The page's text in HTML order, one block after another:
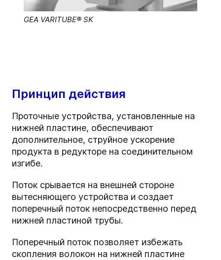
GEA VARITUBE® SK
Принцип действия
Проточные устройства, установленные на
нижней пластине, обеспечивают
дополнительное, струйное ускорение
продукта в редукторе на соединительном
изгибе.
Поток срывается на внешней стороне
вытесняющего устройства и создает
поперечный поток непосредственно перед
нижней пластиной трубы.
Поперечный поток позволяет избежать
скопления волокон на нижней пластине